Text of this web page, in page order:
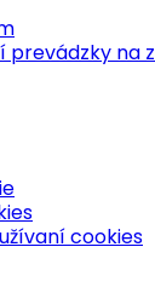
prevádzky na
cookies